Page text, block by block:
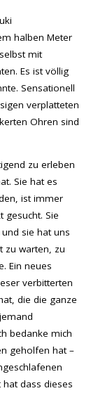
halben Meter
mit
Es ist völlig
Sensationell
verplatteten
Ohren sind
zu erleben
Sie hat es
ist immer
Sie
sie hat uns
zu warten, zu
Ein neues
verbitterten
die die ganze
bedanke mich
geholfen hat –
dass dieses